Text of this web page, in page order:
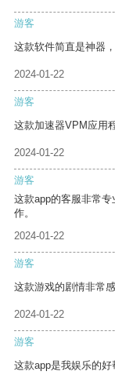
游客
这款软件简直是神器
2024-01-22
游客
这款加速器VPM应用
2024-01-22
游客
这款app的客服非常
作。
2024-01-22
游客
这款游戏的剧情非常
2024-01-22
游客
这款app是我娱乐的好